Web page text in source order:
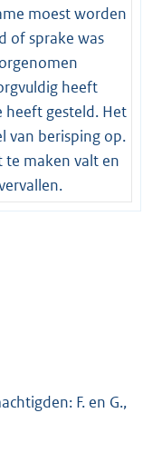
moest worden
of sprake was
heeft
heeft gesteld. Het
van berisping op.
te maken valt en
F. en G.,